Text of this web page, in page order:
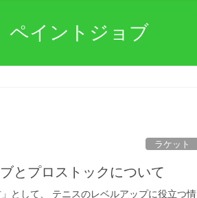
ペイントジョブ
ラケット
とプロストックについて
として、 テニスのレベルアップに役立つ情